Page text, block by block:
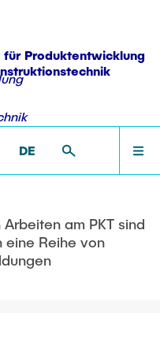
für Produktentwicklung
DE
methoden
>PATENTE
am PKT sind
eine Reihe von